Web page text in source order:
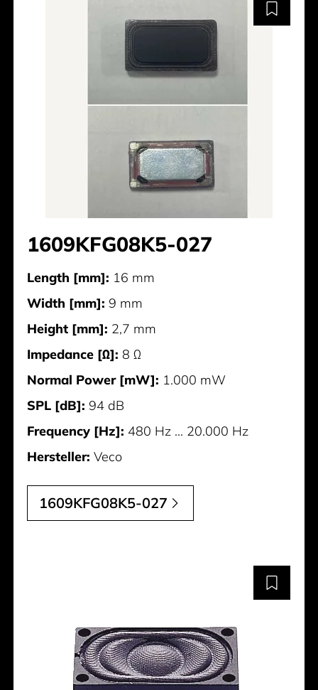
1609KFG08K5-027
Length [mm]: 16 mm
Width [mm]: 9 mm
Height [mm]: 2,7 mm
Impedance [Ω]: 8 Ω
Normal Power [mW]: 1.000 mW
SPL [dB]: 94 dB
Frequency [Hz]: 480 Hz ... 20.000 Hz
Hersteller: Veco
1609KFG08K5-027